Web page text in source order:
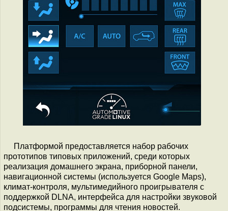
Платформой предоставляется набор рабочих
прототипов типовых приложений, среди которых
реализация домашнего экрана, приборной панели,
навигационной системы (используется Google Maps),
климат-контроля, мультимедийного проигрывателя с
поддержкой DLNA, интерфейса для настройки звуковой
подсистемы, программы для чтения новостей.